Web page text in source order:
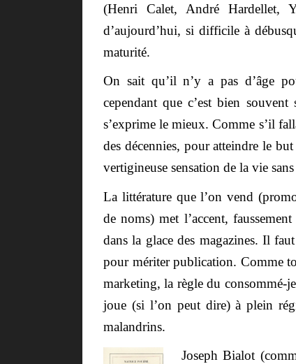
(Henri Calet, André Hardellet,
d’aujourd’hui, si difficile à
maturité.
On sait qu’il n’y a pas d’âge
cependant que c’est bien
s’exprime le mieux. Comme s’il
des décennies, pour atteindre le
vertigineuse sensation de la vie
La littérature que l’on vend
de noms) met l’accent,
dans la glace des magazines. Il
pour mériter publication. Comme
marketing, la règle du consommé-
joue (si l’on peut dire) à plein
malandrins.
Joseph Bialot